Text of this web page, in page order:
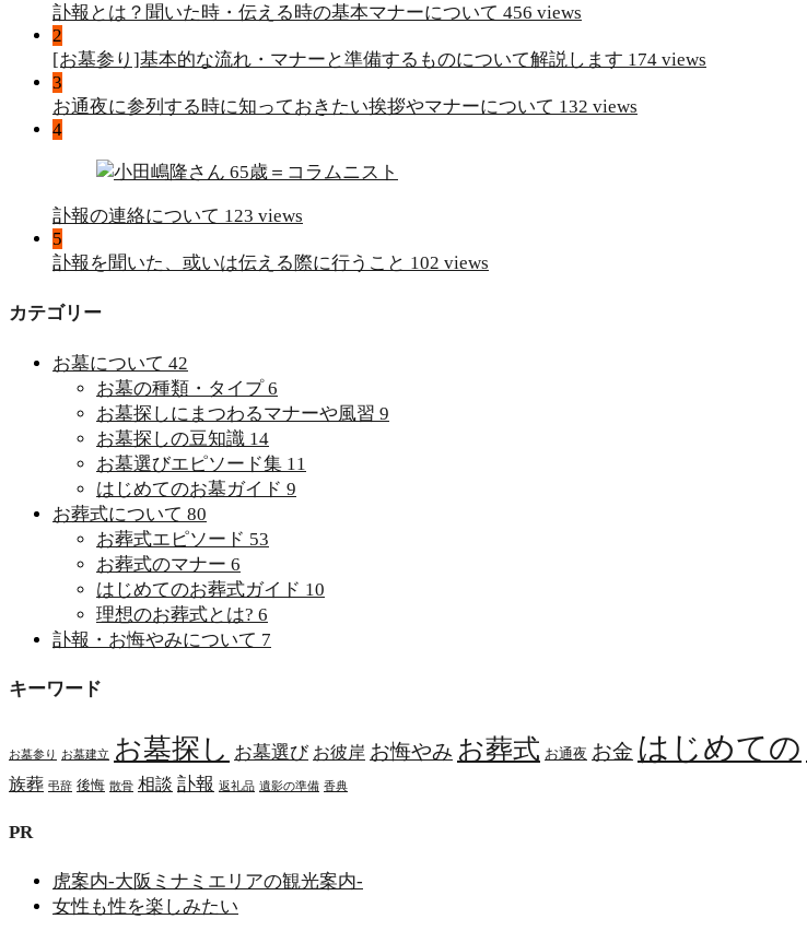
訃報とは？聞いた時・伝える時の基本マナーについて 456 views
2
[お墓参り]基本的な流れ・マナーと準備するものについて解説します 174 views
3
お通夜に参列する時に知っておきたい挨拶やマナーについて 132 views
4
訃報の連絡について 123 views
5
訃報を聞いた、或いは伝える際に行うこと 102 views
カテゴリー
お墓について 42
お墓の種類・タイプ6
お墓探しにまつわるマナーや風習 9
お墓探しの豆知識 14
お墓選びエピソード集 11
はじめてのお墓ガイド 9
お葬式について 80
お葬式エピソード 53
お葬式のマナー 6
はじめてのお葬式ガイド 10
理想のお葬式とは? 6
訃報・お悔やみについて 7
キーワード
お墓参り お墓建立 お墓探し お墓選び お彼岸 お悔やみ お葬式 お通夜 お金 はじめての
族葬 弔辞 後悔 散骨 相談 訃報 返礼品 遺影の準備 香典
PR
虎案内-大阪ミナミエリアの観光案内-
女性も性を楽しみたい